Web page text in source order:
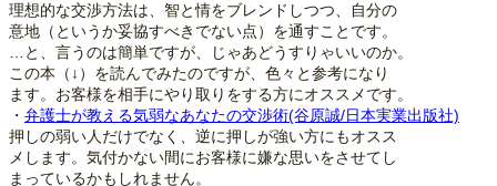
理想的な交渉方法は、智と情をブレンドしつつ、自分の
意地（というか妥協すべきでない点）を通すことです。
…と、言うのは簡単ですが、じゃあどうすりゃいいのか。
この本（↓）を読んでみたのですが、色々と参考になり
ます。お客様を相手にやり取りをする方にオススメです。
・ 弁護士が教える気弱なあなたの交渉術(谷原誠/日本実業出版社)
押しの弱い人だけでなく、逆に押しが強い方にもオスス
メします。気付かない間にお客様に嫌な思いをさせてし
まっているかもしれません。